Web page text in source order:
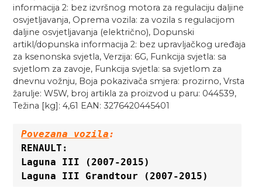
informacija 2: bez izvršnog motora za regulaciju daljine
osvjetljavanja, Oprema vozila: za vozila s regulacijom
daljine osvjetljavanja (električno), Dopunski
artikl/dopunska informacija 2: bez upravljačkog uređaja
za ksenonska svjetla, Verzija: 6G, Funkcija svjetla: sa
svjetlom za zavoje, Funkcija svjetla: sa svjetlom za
dnevnu vožnju, Boja pokazivača smjera: prozirno, Vrsta
žarulje: W5W, broj artikla za proizvod u paru: 044539,
Težina [kg]: 4,61 EAN: 3276420445401
Povezana vozila:
RENAULT:
Laguna III (2007-2015)
Laguna III Grandtour (2007-2015)